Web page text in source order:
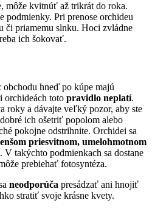
môže kvitnúť až trikrát do roka.
podmienky. Pri prenose orchideu
či priamemu slnku. Hoci zvládne
ich šokovať.
hneď po kúpe majú
orchideách toto pravidlo neplatí.
roky a dávajte veľký pozor, aby ste
ich ošetriť popolom alebo
pokojne odstrihnite. Orchidei sa
priesvitnom, umelohmotnom
. V takýchto podmienkach sa dostane
prebiehať fotosyntéza.
neodporúča presádzať ani hnojiť
stratiť svoje krásne kvety.